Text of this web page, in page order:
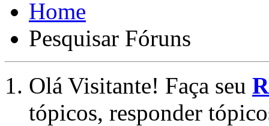
Pesquisar Fóruns
Olá Visitante! Faça seu
tópicos, responder